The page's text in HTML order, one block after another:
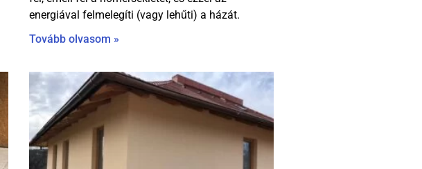
energiával felmelegíti (vagy lehűti) a házát.
Tovább olvasom »